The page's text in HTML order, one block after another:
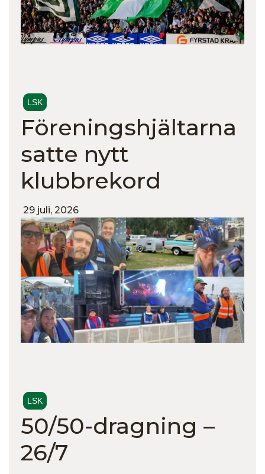
LSK
Föreningshjältarna
satte nytt
klubbrekord
29 juli, 2026
LSK
50/50-dragning –
26/7